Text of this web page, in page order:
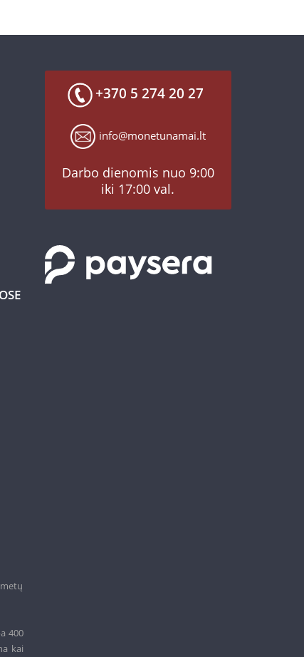
+370 5 274 20 27
info@monetunamai.lt
Darbo dienomis nuo 9:00
iki 17:00 val.
400
kai